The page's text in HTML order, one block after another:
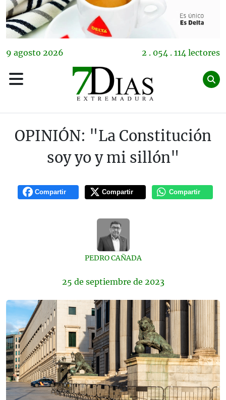
9 agosto 2026 2 . 054 . 114 lectores
OPINIÓN: "La Constitución
soy yo y mi sillón"
Compartir Compartir Compartir
PEDRO CAÑADA
25 de septiembre de 2023